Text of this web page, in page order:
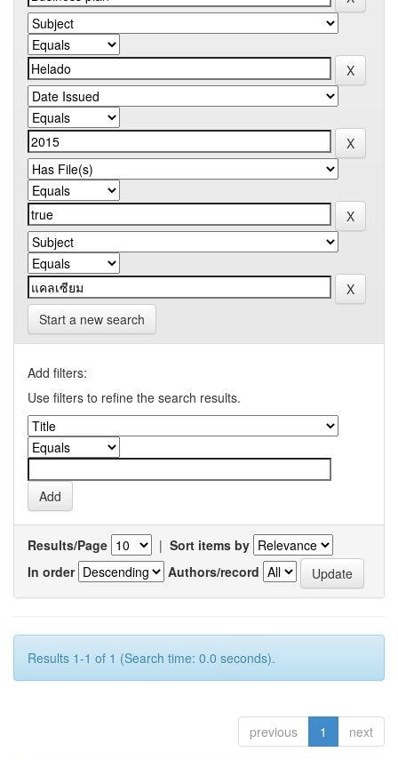
Start a new search
Add filters:
Use filters to refine the search results.
Results/Page | Sort items by
In order
Authors/record
Results 1-1 of 1 (Search time: 0.0 seconds).
previous 1 next